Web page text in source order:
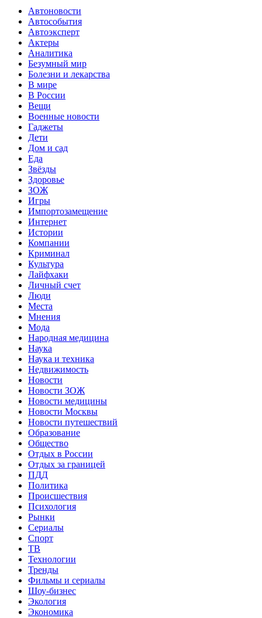
Автоновости
Автособытия
Автоэксперт
Актеры
Аналитика
Безумный мир
Болезни и лекарства
В мире
В России
Вещи
Военные новости
Гаджеты
Дети
Дом и сад
Еда
Звёзды
Здоровье
ЗОЖ
Игры
Импортозамещение
Интернет
Истории
Компании
Криминал
Культура
Лайфхаки
Личный счет
Люди
Места
Мнения
Мода
Народная медицина
Наука
Наука и техника
Недвижимость
Новости
Новости ЗОЖ
Новости медицины
Новости Москвы
Новости путешествий
Образование
Общество
Отдых в России
Отдых за границей
ПДД
Политика
Происшествия
Психология
Рынки
Сериалы
Спорт
ТВ
Технологии
Тренды
Фильмы и сериалы
Шоу-бизнес
Экология
Экономика